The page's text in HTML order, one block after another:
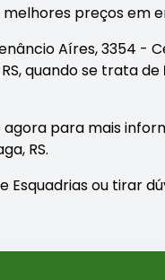
preços em
Aíres, 3354 -
quando se trata de
para mais
RS.
Esquadrias ou tirar